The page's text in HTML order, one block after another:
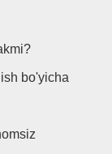
bo'yicha